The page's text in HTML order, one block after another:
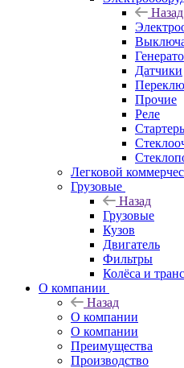
Назад
Датчики
Прочие
Реле
Легковой
Грузовые
Назад
Грузовые
Кузов
Двигатель
Фильтры
Колёса и
О компании
Назад
О компании
О компании
Преимущества
Производство